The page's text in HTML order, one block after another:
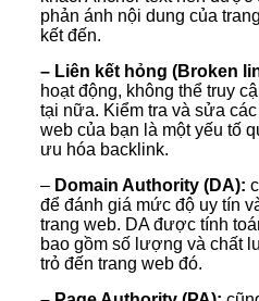
phản ánh nội dung của
kết đến.
– Liên kết hỏng (Broken
hoạt động, không thể truy
tại nữa. Kiểm tra và sửa
web của bạn là một yếu tố
ưu hóa backlink.
–Domain Authority (DA):
để đánh giá mức độ uy tín
trang web. DA được tính
bao gồm số lượng và chất
trỏ đến trang web đó.